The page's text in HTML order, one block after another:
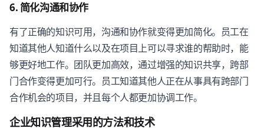
6. 简化沟通和协作
有了正确的知识可用，沟通和协作就变得更加简化。员工在
知道其他人知道什么以及在项目上可以寻求谁的帮助时，能
够更好地工作。团队更加高效，通过增强的知识共享，跨部
门合作变得更加可行。员工知道其他人正在从事具有跨部门
合作机会的项目，并且每个人都更加协调工作。
企业知识管理采用的方法和技术